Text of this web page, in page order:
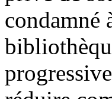
condamné